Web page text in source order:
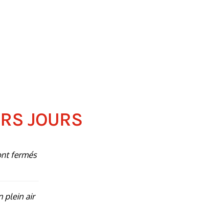
JOURS
fermés
plein air